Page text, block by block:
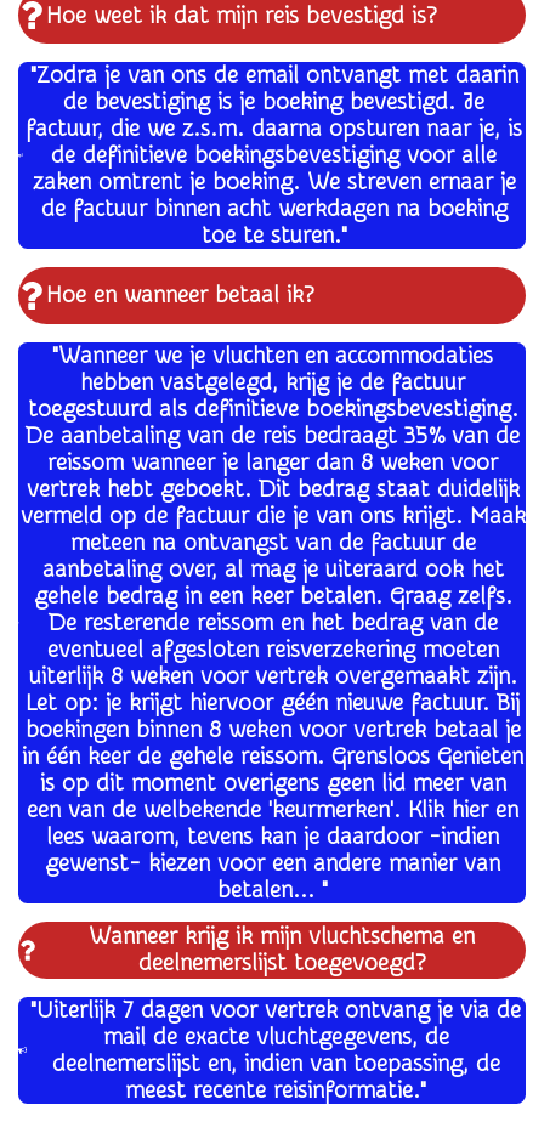
Hoe weet ik dat mijn reis bevestigd is?
"Zodra je van ons de email ontvangt met daarin
de bevestiging is je boeking bevestigd. Je
factuur, die we z.s.m. daarna opsturen naar je, is
de definitieve boekingsbevestiging voor alle
zaken omtrent je boeking. We streven ernaar je
de factuur binnen acht werkdagen na boeking
toe te sturen."
Hoe en wanneer betaal ik?
"Wanneer we je vluchten en accommodaties
hebben vastgelegd, krijg je de factuur
toegestuurd als definitieve boekingsbevestiging.
De aanbetaling van de reis bedraagt 35% van de
reissom wanneer je langer dan 8 weken voor
vertrek hebt geboekt. Dit bedrag staat duidelijk
vermeld op de factuur die je van ons krijgt. Maak
meteen na ontvangst van de factuur de
aanbetaling over, al mag je uiteraard ook het
gehele bedrag in een keer betalen. Graag zelfs.
De resterende reissom en het bedrag van de
eventueel afgesloten reisverzekering moeten
uiterlijk 8 weken voor vertrek overgemaakt zijn.
Let op: je krijgt hiervoor géén nieuwe factuur. Bij
boekingen binnen 8 weken voor vertrek betaal je
in één keer de gehele reissom.Grensloos Genieten
is op dit moment overigens geen lid meer van
een van de welbekende 'keurmerken'. Klik hier en
lees waarom, tevens kan je daardoor -indien
gewenst- kiezen voor een andere manier van
betalen... "
Wanneer krijg ik mijn vluchtschema en
deelnemerslijst toegevoegd?
"Uiterlijk 7 dagen voor vertrek ontvang je via de
mail de exacte vluchtgegevens, de
deelnemerslijst en, indien van toepassing, de
meest recente reisinformatie."